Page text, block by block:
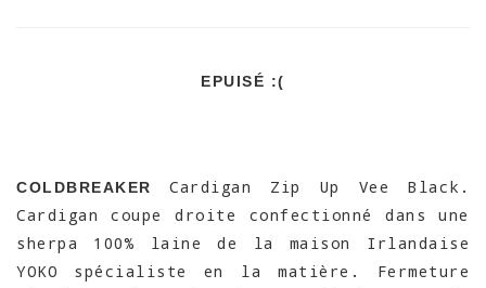
EPUISÉ :(
COLDBREAKER
Cardigan Zip Up Vee Black.
Cardigan coupe droite confectionné dans une
sherpa 100% laine de la maison Irlandaise
YOKO spécialiste en la matière. Fermeture